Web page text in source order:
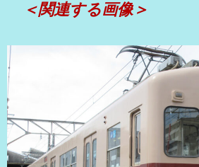
＜関連する画像＞